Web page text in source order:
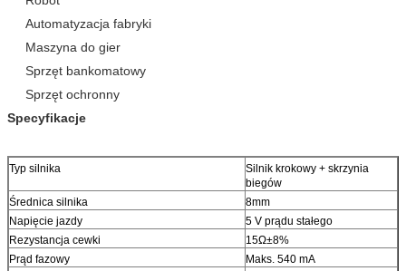
Automatyzacja fabryki
Maszyna do gier
Sprzęt bankomatowy
Sprzęt ochronny
Specyfikacje
Typ silnika
Silnik krokowy + skrzynia
biegów
Średnica silnika
8mm
Napięcie jazdy
5 V prądu stałego
Rezystancja cewki
15Ω±8%
Prąd fazowy
Maks. 540 mA